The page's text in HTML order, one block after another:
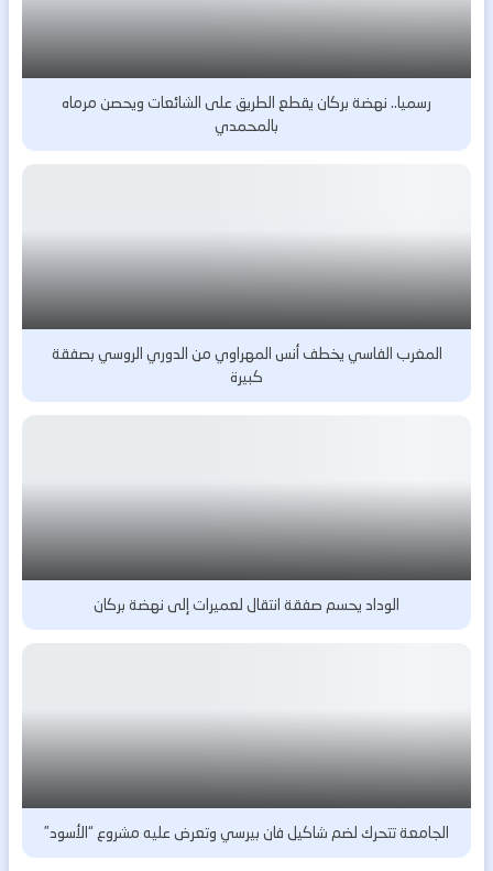
رسميا.. نهضة بركان يقطع الطريق على الشائعات ويحصن مرماه
بالمحمدي
المغرب الفاسي يخطف أنس المهراوي من الدوري الروسي بصفقة
كبيرة
الوداد يحسم صفقة انتقال لعميرات إلى نهضة بركان
الجامعة تتحرك لضم شاكيل فان بيرسي وتعرض عليه مشروع “الأسود”